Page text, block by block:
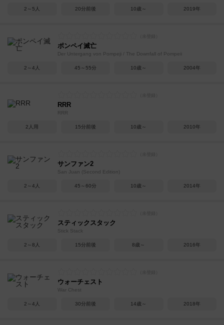
2～5人 20分前後 10歳～ 2019年
ポンペイ滅亡
Der Untergang von Pompeji / The Downfall of Pompeii
2～4人 45～55分 10歳～ 2004年
RRR
RRR
2人用 15分前後 10歳～ 2010年
サンファン2
San Juan (Second Edition)
2～4人 45～60分 10歳～ 2014年
スティックスタック
Stick Stack
2～8人 15分前後 8歳～ 2016年
ウォーチェスト
War Chest
2～4人 30分前後 14歳～ 2018年